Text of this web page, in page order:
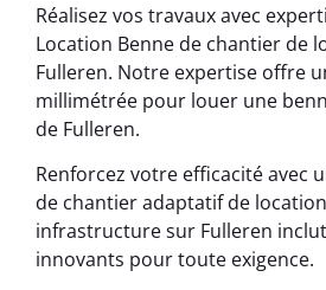
Réalisez vos travaux avec
Location Benne de chantier de
Fulleren. Notre expertise offre
millimétrée pour louer une
de Fulleren.
Renforcez votre efficacité avec
de chantier adaptatif de
infrastructure sur Fulleren
innovants pour toute exigence.